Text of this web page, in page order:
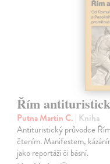
Řím
Putna Martin C. | Kniha
Antituristický průvodce
čtením. Manifestem,
jako reportáží či básní.